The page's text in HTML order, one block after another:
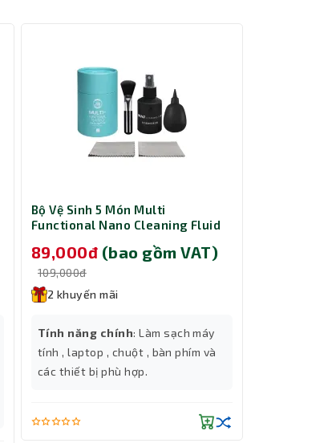
Bộ Vệ Sinh 5 Món Multi
Functional Nano Cleaning Fluid
89,000đ (bao gồm VAT)
109,000đ
2 khuyến mãi
Tính năng chính: Làm sạch máy
tính , laptop , chuột , bàn phím và
các thiết bị phù hợp.
Thành Nhân TNC